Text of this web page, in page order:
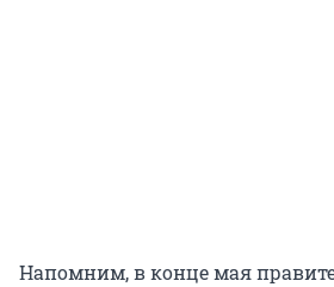
Напомним, в конце мая